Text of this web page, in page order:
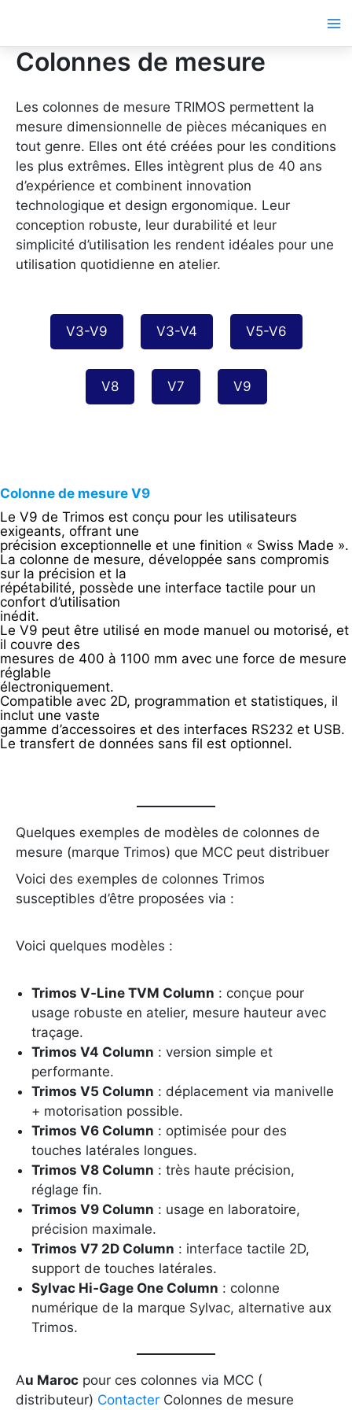
contenu
Colonnes de mesure
Les colonnes de mesure TRIMOS permettent la
mesure dimensionnelle de pièces mécaniques en
tout genre. Elles ont été créées pour les conditions
les plus extrêmes. Elles intègrent plus de 40 ans
d’expérience et combinent innovation
technologique et design ergonomique. Leur
conception robuste, leur durabilité et leur
simplicité d’utilisation les rendent idéales pour une
utilisation quotidienne en atelier.
V3-V9 V3-V4 V5-V6
V8 V7 V9
Colonne de mesure V9
Le V9 de Trimos est conçu pour les utilisateurs
exigeants, offrant une
précision exceptionnelle et une finition « Swiss Made ».
La colonne de mesure, développée sans compromis
sur la précision et la
répétabilité, possède une interface tactile pour un
confort d’utilisation
inédit.
Le V9 peut être utilisé en mode manuel ou motorisé, et
il couvre des
mesures de 400 à 1100 mm avec une force de mesure
réglable
électroniquement.
Compatible avec 2D, programmation et statistiques, il
inclut une vaste
gamme d’accessoires et des interfaces RS232 et USB.
Le transfert de données sans fil est optionnel.
Quelques exemples de modèles de colonnes de
mesure (marque Trimos) que MCC peut distribuer
Voici des exemples de colonnes Trimos
susceptibles d’être proposées via :
Voici quelques modèles :
Trimos V‑Line TVM Column : conçue pour
usage robuste en atelier, mesure hauteur avec
traçage.
Trimos V4 Column : version simple et
performante.
Trimos V5 Column : déplacement via manivelle
+ motorisation possible.
Trimos V6 Column : optimisée pour des
touches latérales longues.
Trimos V8 Column : très haute précision,
réglage fin.
Trimos V9 Column : usage en laboratoire,
précision maximale.
Trimos V7 2D Column : interface tactile 2D,
support de touches latérales.
Sylvac Hi‑Gage One Column : colonne
numérique de la marque Sylvac, alternative aux
Trimos.
Au Maroc pour ces colonnes via MCC (
distributeur) Contacter Colonnes de mesure